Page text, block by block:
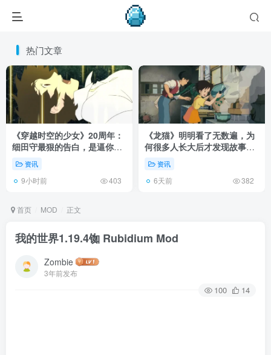
热门文章
《穿越时空的少女》20周年：
细田守最狠的告白，是逼你承
认有些夏天回不去了！
资讯
9小时前 403
《龙猫》明明看了无数遍，为
何很多人长大后才发现故事根
本不在 1988 年！
资讯
6天前 382
首页 MOD 正文
我的世界1.19.4铷 Rubidium Mod
Zombie
3年前发布
100 14